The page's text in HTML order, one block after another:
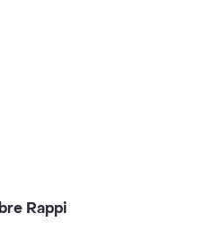
Rappi